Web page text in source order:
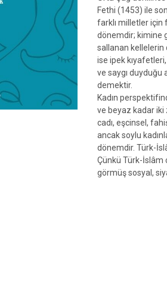
adet
Fethi (1453) ile
farklı milletler için
dönemdir; kimine
sallanan kellelerin
ise ipek
ve saygı duyduğu
demektir.
Kadın
ve beyaz kadar iki
cadı, eşcinsel,
ancak soylu
dönemdir. Türk-
Çünkü Türk-İslâm
görmüş sosyal,